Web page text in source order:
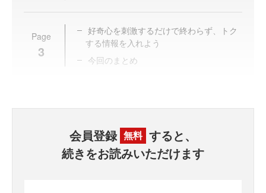
Page
3
好奇心を刺激するだけで終わらず、トク
する情報を入れよう
今回のまとめ
会員登録 無料 すると、
続きをお読みいただけます